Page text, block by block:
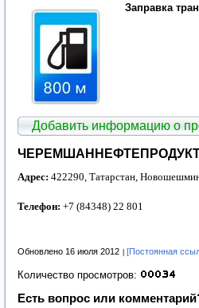
Заправка
Добавить информацию о
Адрес: 422290, Татарстан,
Телефон: +7 (84348) 22 801
Обновлено 16 июля 2012 [Постоянная
Количество просмотров:
Есть вопрос или